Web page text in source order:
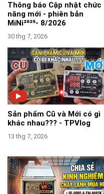
Thông báo Cập nhật chức
năng mới - phiên bản
MiNi²⁰²⁵- 8/2026
30 thg 7, 2026
Sản phẩm Cũ và Mới có gì
khác nhau??? - TPVlog
13 thg 7, 2026